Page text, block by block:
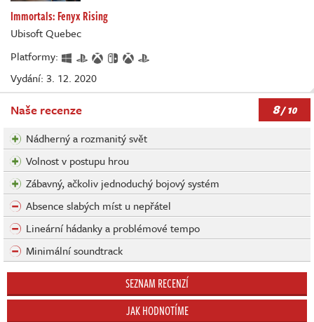
Immortals: Fenyx Rising
Ubisoft Quebec
Platformy:
Vydání: 3. 12. 2020
Naše recenze 8/ 10
Nádherný a rozmanitý svět
Volnost v postupu hrou
Zábavný, ačkoliv jednoduchý bojový systém
Absence slabých míst u nepřátel
Lineární hádanky a problémové tempo
Minimální soundtrack
SEZNAM RECENZÍ
JAK HODNOTÍME